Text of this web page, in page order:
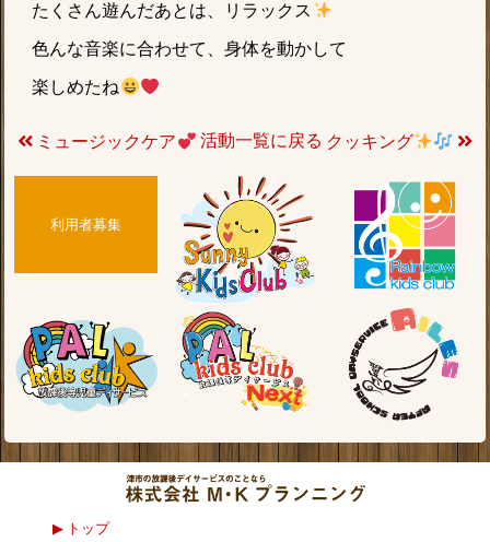
たくさん遊んだあとは、リラックス
色んな音楽に合わせて、身体を動かして
楽しめたね
ミュージックケア 活動一覧に戻る クッキング
利用者募集
トップ